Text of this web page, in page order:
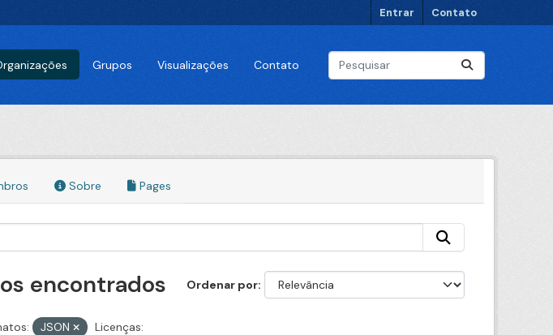
Entrar Contato
Grupos Visualizações Contato
Sobre Pages
Ordenar por
encontrados
JSON
Licenças: